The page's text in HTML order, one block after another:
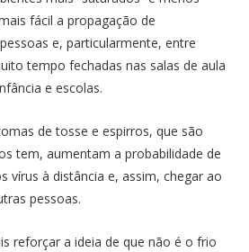
fácil a propagação de
e, particularmente, entre
tempo fechadas nas salas de aula
e escolas.
de tosse e espirros, que são
tem, aumentam a probabilidade de
vírus à distância e, assim, chegar ao
pessoas.
reforçar a ideia de que não é o frio